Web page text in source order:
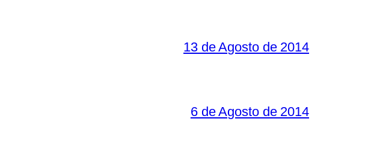
13 de Agosto de 2014
6 de Agosto de 2014